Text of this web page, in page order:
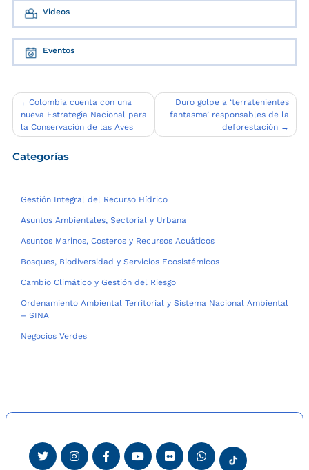
Videos
Eventos
Navegación
de
entradas
Colombia cuenta con una
nueva Estrategia Nacional para
la Conservación de las Aves
Duro golpe a ‘terratenientes
fantasma’ responsables de la
deforestación
Categorías
Gestión Integral del Recurso Hídrico
Asuntos Ambientales, Sectorial y Urbana
Asuntos Marinos, Costeros y Recursos Acuáticos
Bosques, Biodiversidad y Servicios Ecosistémicos
Cambio Climático y Gestión del Riesgo
Ordenamiento Ambiental Territorial y Sistema Nacional Ambiental
– SINA
Negocios Verdes